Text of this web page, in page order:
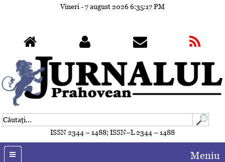
Vineri - 7 august 20266:35:20 PM
ISSN 2344 – 1488; ISSN–L 2344 – 1488
Meniu